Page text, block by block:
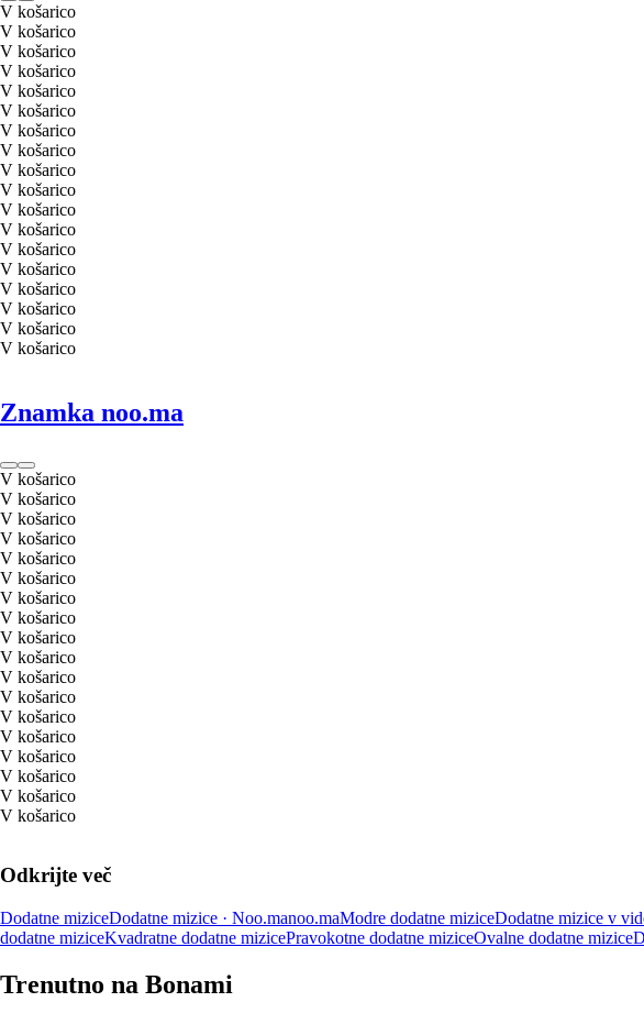
V košarico
V košarico
V košarico
V košarico
V košarico
V košarico
V košarico
V košarico
V košarico
V košarico
V košarico
V košarico
V košarico
V košarico
V košarico
V košarico
V košarico
V košarico
Znamka noo.ma
V košarico
V košarico
V košarico
V košarico
V košarico
V košarico
V košarico
V košarico
V košarico
V košarico
V košarico
V košarico
V košarico
V košarico
V košarico
V košarico
V košarico
V košarico
Odkrijte več
Dodatne miziceDodatne mizice · Noo.manoo.maModre dodatne miziceDodatne mizice v
dodatne miziceKvadratne dodatne mizicePravokotne dodatne miziceOvalne dodatne mizice
Trenutno na Bonami